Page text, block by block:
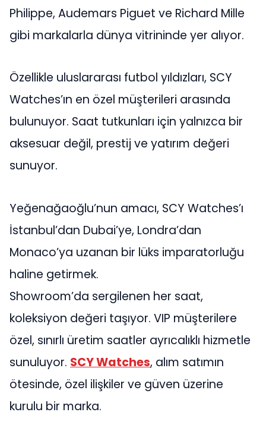
Philippe, Audemars Piguet ve Richard Mille
gibi markalarla dünya vitrininde yer alıyor.
Özellikle uluslararası futbol yıldızları, SCY
Watches’ın en özel müşterileri arasında
bulunuyor. Saat tutkunları için yalnızca bir
aksesuar değil, prestij ve yatırım değeri
sunuyor.
Yeğenağaoğlu’nun amacı, SCY Watches’ı
İstanbul’dan Dubai’ye, Londra’dan
Monaco’ya uzanan bir lüks imparatorluğu
haline getirmek.
Showroom’da sergilenen her saat,
koleksiyon değeri taşıyor. VIP müşterilere
özel, sınırlı üretim saatler ayrıcalıklı hizmetle
sunuluyor. SCY Watches, alım satımın
ötesinde, özel ilişkiler ve güven üzerine
kurulu bir marka.